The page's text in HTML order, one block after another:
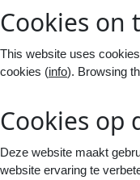
Cookies on
This website uses
cookies (info). Browsing
Cookies op
Deze website maakt
website ervaring te